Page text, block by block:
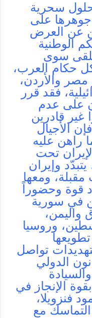
سحرية
جوهرها على
عن العرض
الوطنية
يلقى سوى
كل حكام العرب،
مصر والأردن،
فقد قرر
على عدم
غير قادرين
الأجيال
راهن عليه
تحت
وإيران
ومعها
قوة وحضوراً
في سورية
واليمن،
وروسيا
تواصل
الدولي
الإنجاز في
فنزويلا،
التماسك مع